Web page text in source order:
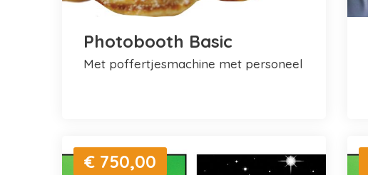
Photobooth Basic
met poffertjesmachine met personeel
€ 750,00